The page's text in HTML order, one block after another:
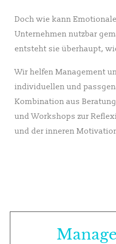
Doch wie kann
Unternehmen nutzbar
entsteht sie überhaupt,
Wir helfen Management
individuellen und
Kombination aus
und Workshops zur
und der inneren